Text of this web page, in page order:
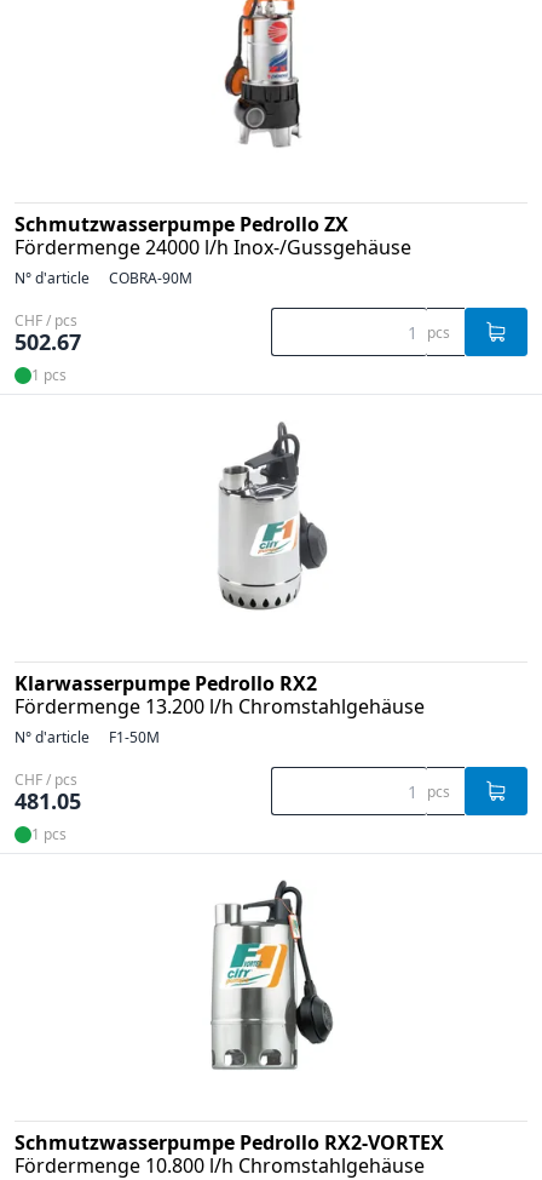
Schmutzwasserpumpe Pedrollo ZX
Fördermenge 24000 l/h Inox-/Gussgehäuse
N° d'article COBRA-90M
CHF / pcs
502.67 pcs
1 pcs
Klarwasserpumpe Pedrollo RX2
Fördermenge 13.200 l/h Chromstahlgehäuse
N° d'article F1-50M
CHF / pcs
481.05 pcs
1 pcs
Schmutzwasserpumpe Pedrollo RX2-VORTEX
Fördermenge 10.800 l/h Chromstahlgehäuse